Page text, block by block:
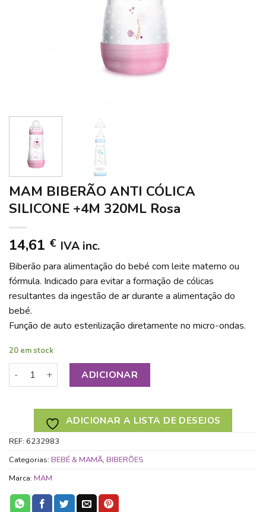
MAM BIBERÃO ANTI CÓLICA
SILICONE +4M 320ML Rosa
14,61 € IVA inc.
Biberão para alimentação do bebé com leite materno ou
fórmula. Indicado para evitar a formação de cólicas
resultantes da ingestão de ar durante a alimentação do
bebé.
Função de auto esterilização diretamente no micro-ondas.
20 em stock
Quantidade de MAM BIBERÃO ANTI CÓLICA SILICONE +4M
ADICIONAR
ADICIONAR A LISTA DE DESEJOS
REF: 6232983
Categorias: BEBÉ & MAMÃ, BIBERÕES
Marca: MAM